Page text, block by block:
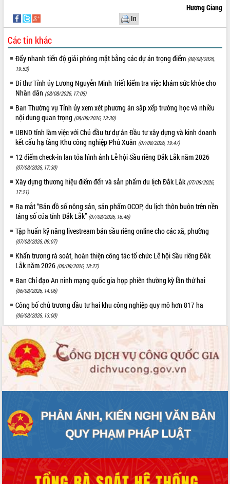
Hương Giang
In
Các tin khác
Đẩy nhanh tiến độ giải phóng mặt bằng các dự án trọng điểm (08/08/2026,
19:53)
Bí thư Tỉnh ủy Lương Nguyễn Minh Triết kiểm tra việc khám sức khỏe cho
Nhân dân (08/08/2026, 17:05)
Ban Thường vụ Tỉnh ủy xem xét phương án sắp xếp trường học và nhiều
nội dung quan trọng (08/08/2026, 13:30)
UBND tỉnh làm việc với Chủ đầu tư dự án Đầu tư xây dựng và kinh doanh
kết cấu hạ tầng Khu công nghiệp Phú Xuân (07/08/2026, 19:47)
12 điểm check-in lan tỏa hình ảnh Lễ hội Sầu riêng Đắk Lắk năm 2026
(07/08/2026, 17:30)
Xây dựng thương hiệu điểm đến và sản phẩm du lịch Đắk Lắk (07/08/2026,
17:21)
Ra mắt “Bản đồ số nông sản, sản phẩm OCOP, du lịch thôn buôn trên nền
tảng số của tỉnh Đắk Lắk” (07/08/2026, 16:46)
Tập huấn kỹ năng livestream bán sầu riêng online cho các xã, phường
(07/08/2026, 09:07)
Khẩn trương rà soát, hoàn thiện công tác tổ chức Lễ hội Sầu riêng Đắk
Lắk năm 2026 (06/08/2026, 18:27)
Ban Chỉ đạo An ninh mạng quốc gia họp phiên thường kỳ lần thứ hai
(06/08/2026, 14:06)
Công bố chủ trương đầu tư hai khu công nghiệp quy mô hơn 817 ha
(06/08/2026, 13:00)